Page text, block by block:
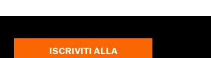
ISCRIVITI ALLA